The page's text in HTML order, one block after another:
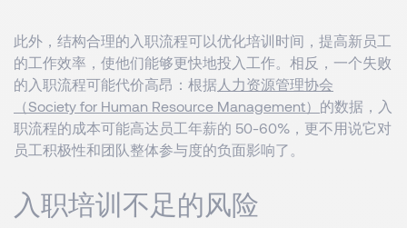
此外，结构合理的入职流程可以优化培训时间，提高新员工
的工作效率，使他们能够更快地投入工作。相反，一个失败
的入职流程可能代价高昂：根据 人力资源管理协会
（Society for Human Resource Management） 的数据，入
职流程的成本可能高达员工年薪的 50-60%，更不用说它对
员工积极性和团队整体参与度的负面影响了。
入职培训不足的风险